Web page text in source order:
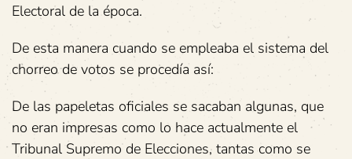
Electoral de la época.
De esta manera cuando se empleaba el sistema del
chorreo de votos se procedía así:
De las papeletas oficiales se sacaban algunas, que
no eran impresas como lo hace actualmente el
Tribunal Supremo de Elecciones, tantas como se